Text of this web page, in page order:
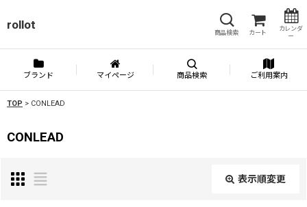
rollot
商品検索 カート
カレンダ
ー
ブランド マイページ 商品検索 ご利用案内
TOP > CONLEAD
CONLEAD
表示順変更